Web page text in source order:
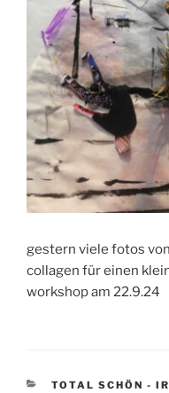
gestern viele fotos
collagen für einen
workshop am 22.9.24
KATEGORIEN
TOTAL SCHÖN -